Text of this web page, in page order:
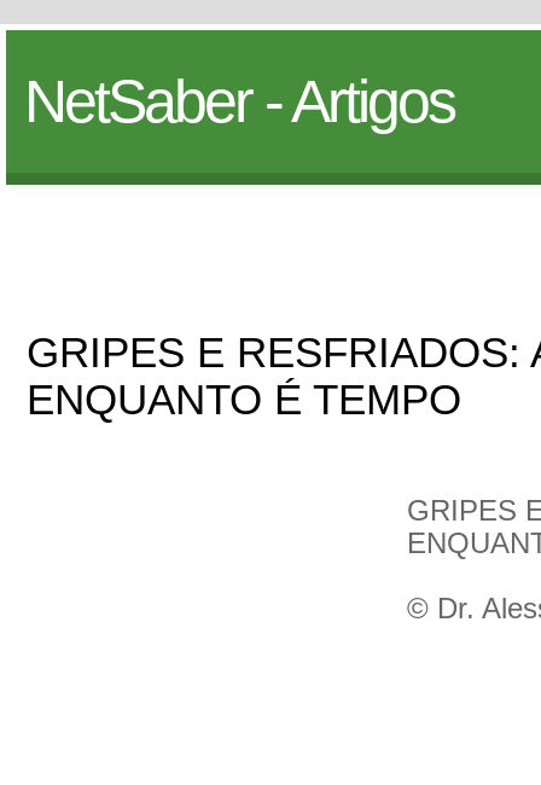
NetSaber - Artigos
GRIPES E RESFRIADOS:
ENQUANTO É TEMPO
GRIPES
© Dr.